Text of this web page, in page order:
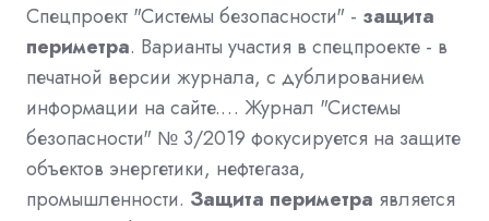
Спецпроект "Системы безопасности" - защита
периметра. Варианты участия в спецпроекте - в
печатной версии журнала, с дублированием
информации на сайте.… Журнал "Системы
безопасности" № 3/2019 фокусируется на защите
объектов энергетики, нефтегаза,
промышленности. Защита периметра является